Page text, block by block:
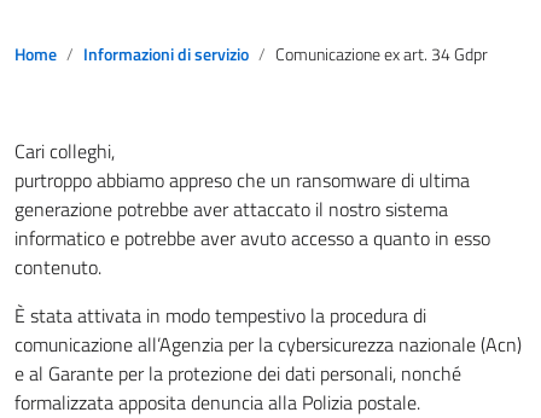
Home Informazioni di servizio Comunicazione ex art. 34 Gdpr
Cari colleghi,
purtroppo abbiamo appreso che un ransomware di ultima
generazione potrebbe aver attaccato il nostro sistema
informatico e potrebbe aver avuto accesso a quanto in esso
contenuto.
È stata attivata in modo tempestivo la procedura di
comunicazione all’Agenzia per la cybersicurezza nazionale (Acn)
e al Garante per la protezione dei dati personali, nonché
formalizzata apposita denuncia alla Polizia postale.